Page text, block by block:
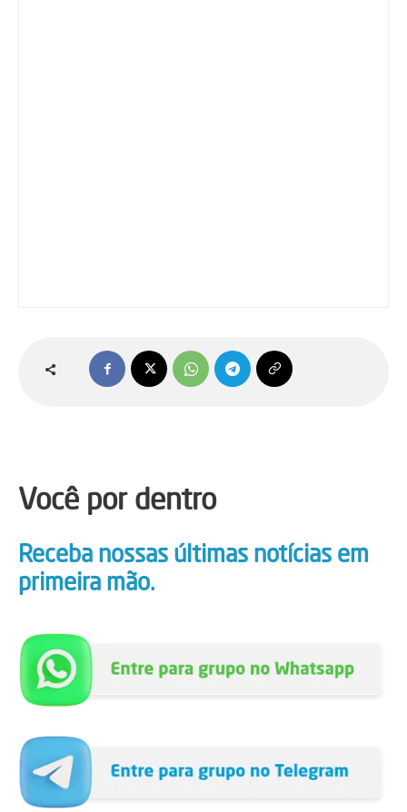
Você por dentro
Receba nossas últimas notícias em
primeira mão.